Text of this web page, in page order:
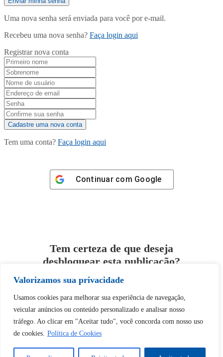
Valorizamos sua privacidade
Usamos cookies para melhorar sua experiência de navegação,
veicular anúncios ou conteúdo personalizado e analisar nosso
tráfego. Ao clicar em "Aceitar tudo", você concorda com nosso uso
de cookies. Política de Cookies
Uma nova senha será enviada para você por e-mail.
Recebeu uma nova senha? Faça login aqui
Registrar nova conta
Tem uma conta? Faça login aqui
Continuar com Google
Tem certeza de que deseja
desbloquear esta publicação?
Sim Não